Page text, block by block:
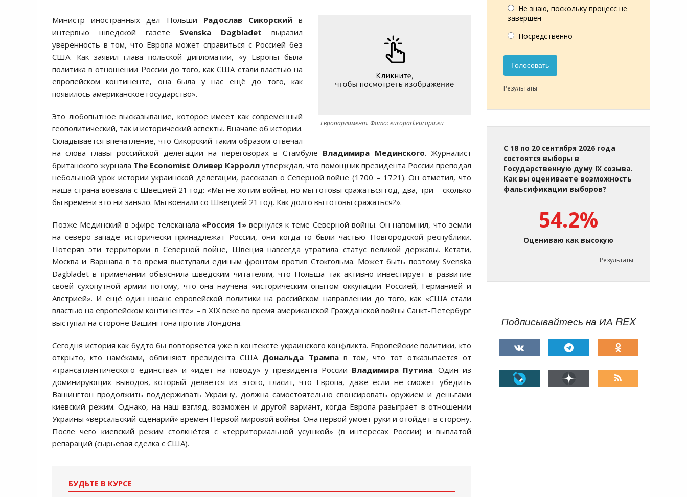
Европарламент. Фото: europarl.europa.eu
Министр иностранных дел Польши Радослав Сикорскийв
интервью шведской газете Svenska Dagbladetвыразил
уверенность в том, что Европа может справиться с Россией без
США. Как заявил глава польской дипломатии, «у Европы была
политика в отношении России до того, как США стали властью на
европейском континенте, она была у нас ещё до того, как
появилось американское государство».
Это любопытное высказывание, которое имеет как современный
геополитический, так и исторический аспекты. Вначале об истории.
Складывается впечатление, что Сикорский таким образом отвечал
на слова главы российской делегации на переговорах в Стамбуле Владимира Мединского. Журналист
британского журнала The Economist Оливер Кэрролл утверждал, что помощник президента России преподал
небольшой урок истории украинской делегации, рассказав о Северной войне (1700 – 1721). Он отметил, что
наша страна воевала с Швецией 21 год: «Мы не хотим войны, но мы готовы сражаться год, два, три – сколько
бы времени это ни заняло. Мы воевали со Швецией 21 год. Как долго вы готовы сражаться?».
Позже Мединский в эфире телеканала «Россия 1» вернулся к теме Северной войны. Он напомнил, что земли
на северо-западе исторически принадлежат России, они когда-то были частью Новгородской республики.
Потеряв эти территории в Северной войне, Швеция навсегда утратила статус великой державы. Кстати,
Москва и Варшава в то время выступали единым фронтом против Стокгольма. Может быть поэтому Svenska
Dagbladet в примечании объяснила шведским читателям, что Польша так активно инвестирует в развитие
своей сухопутной армии потому, что она научена «историческим опытом оккупации Россией, Германией и
Австрией». И ещё один нюанс европейской политики на российском направлении до того, как «США стали
властью на европейском континенте» – в XIX веке во время американской Гражданской войны Санкт-Петербург
выступал на стороне Вашингтона против Лондона.
Сегодня история как будто бы повторяется уже в контексте украинского конфликта. Европейские политики, кто
открыто, кто намёками, обвиняют президента США Дональда Трампав том, что тот отказывается от
«трансатлантического единства» и «идёт на поводу» у президента России Владимира Путина. Один из
доминирующих выводов, который делается из этого, гласит, что Европа, даже если не сможет убедить
Вашингтон продолжить поддерживать Украину, должна самостоятельно спонсировать оружием и деньгами
киевский режим. Однако, на наш взгляд, возможен и другой вариант, когда Европа разыграет в отношении
Украины «версальский сценарий» времен Первой мировой войны. Она первой умоет руки и отойдёт в сторону.
После чего киевский режим столкнётся с «территориальной усушкой» (в интересах России) и выплатой
репараций (сырьевая сделка с США).
БУДЬТЕ В КУРСЕ
Не знаю, поскольку процесс не
завершён
Посредственно
Голосовать
Результаты
С 18 по 20 сентября 2026 года
состоятся выборы в
Государственную думу IX созыва.
Как вы оцениваете возможность
фальсификации выборов?
54.2%
Оцениваю как высокую
Результаты
Подписывайтесь на ИА REX